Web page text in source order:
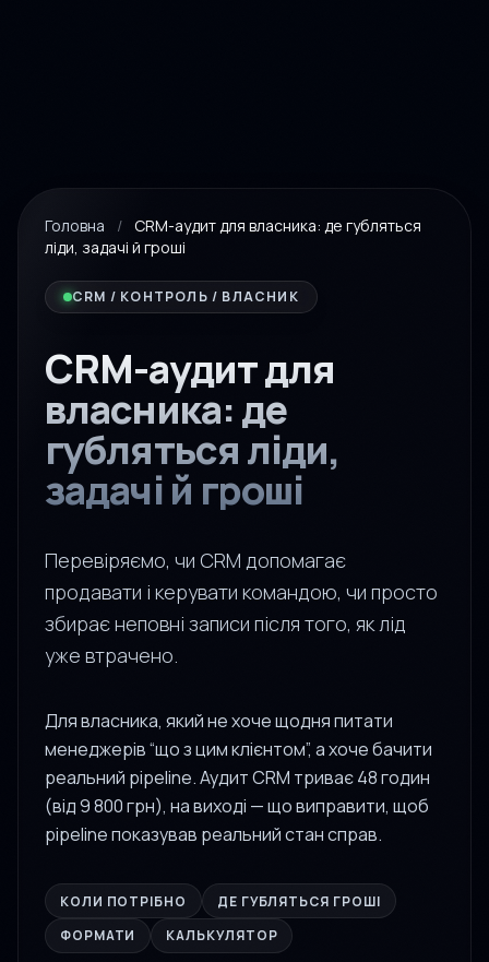
Головна / CRM-аудит для власника: де губляться
ліди, задачі й гроші
CRM / КОНТРОЛЬ / ВЛАСНИК
CRM-аудит для
власника: де
губляться ліди,
задачі й гроші
Перевіряємо, чи CRM допомагає
продавати і керувати командою, чи просто
збирає неповні записи після того, як лід
уже втрачено.
Для власника, який не хоче щодня питати
менеджерів “що з цим клієнтом”, а хоче бачити
реальний pipeline. Аудит CRM триває 48 годин
(від 9 800 грн), на виході — що виправити, щоб
pipeline показував реальний стан справ.
КОЛИ ПОТРІБНО
ДЕ ГУБЛЯТЬСЯ ГРОШІ
ФОРМАТИ
КАЛЬКУЛЯТОР